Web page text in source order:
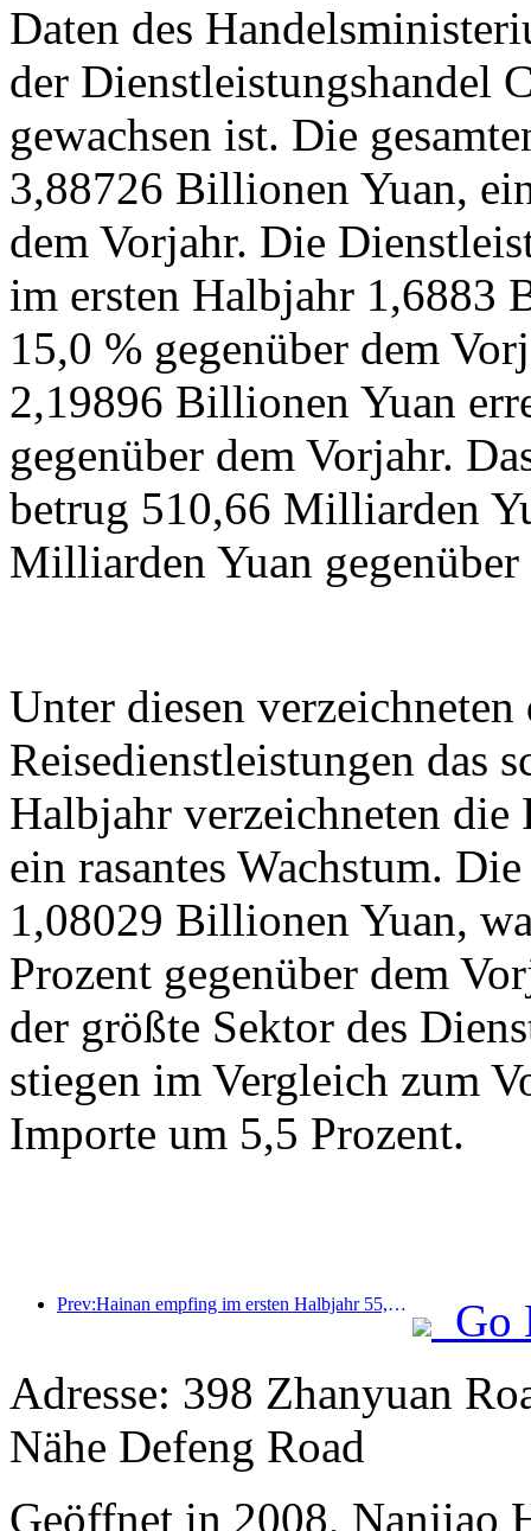
Daten des
der Dienstleistungshandel
gewachsen ist. Die
3,88726 Billionen Yuan,
dem Vorjahr. Die
im ersten Halbjahr 1,6883
15,0 % gegenüber dem
2,19896 Billionen Yuan
gegenüber dem Vorjahr.
betrug 510,66 Milliarden
Milliarden Yuan
Unter diesen
Reisedienstleistungen das
Halbjahr verzeichneten
ein rasantes Wachstum.
1,08029 Billionen Yuan,
Prozent gegenüber dem
der größte Sektor des
stiegen im Vergleich zum
Importe um 5,5 Prozent.
Prev:Hainan empfing im ersten Halbjahr 55,2129 Millionen Touristen
Go
Adresse: 398 Zhanyuan
Nähe Defeng Road
Geöffnet in 2008, Nanjiao